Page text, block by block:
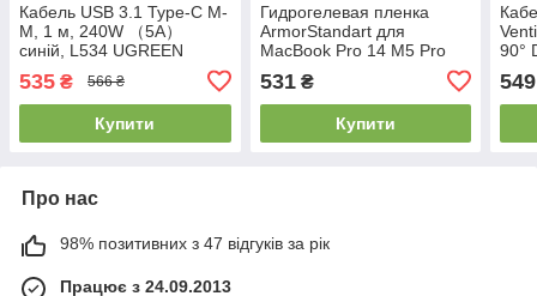
Кабель USB 3.1 Type-C M-
M, 1 м, 240W （5A）
синій, L534 UGREEN
535 ₴ 566 ₴
Купити
Гидрогелевая пленка
ArmorStandart для
MacBook Pro 14 M5 Pro
2026 A3426 (ARM91076)
531₴
Купити
90°
549
Про нас
98% позитивних з 47 відгуків за рік
Працює з 24.09.2013